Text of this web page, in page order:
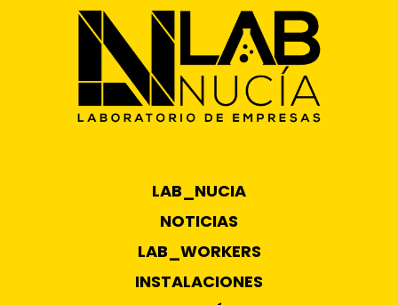
LAB_NUCIA
NOTICIAS
LAB_WORKERS
INSTALACIONES